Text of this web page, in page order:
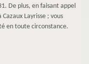
De plus, en faisant appel
Layrisse ; vous
en toute circonstance.